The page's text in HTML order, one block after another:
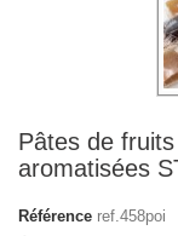
Pâtes de
aromatisées
Référence ref.458poi